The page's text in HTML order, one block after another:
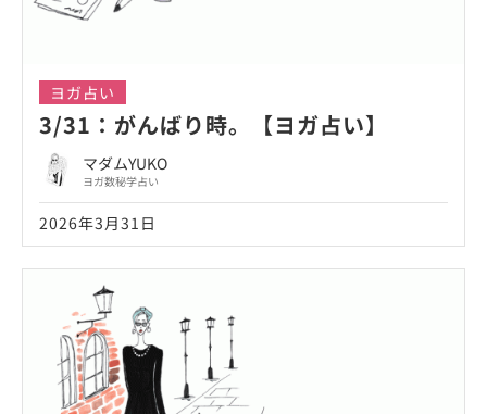
ヨガ占い
3/31：がんばり時。【ヨガ占い】
マダムYUKO
ヨガ数秘学占い
2026年3月31日